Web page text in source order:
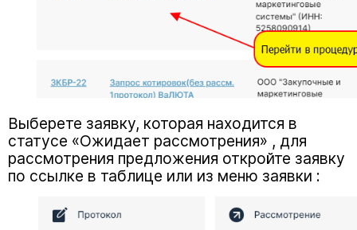
Выберете заявку, которая находится в
статусе «Ожидает рассмотрения» , для
рассмотрения предложения откройте заявку
по ссылке в таблице или из меню заявки :